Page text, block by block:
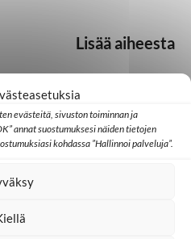
evästeitä, sivuston toiminnan ja
annat suostumuksesi näiden tietojen
kohdassa ”Hallinnoi palveluja”.
Lisää aiheesta
Domini Life